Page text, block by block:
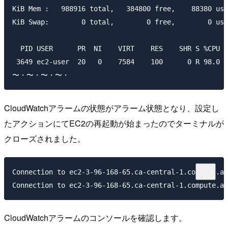
KiB Mem :   988916 total,   384800 free,    88380
KiB Swap:        0 total,        0 free,        0 used.
PID USER      PR  NI    VIRT
3649 ec2-user  20   0    7584    100      0 R
CloudWatchアラームの状態がアラーム状態となり、設定し
たアクションにてEC2の再起動が始まったのでターミナルが
クローズされました。
Connection to ec2-3-96-168-65.ca-central-
CloudWatchアラームのコンソールを確認します。